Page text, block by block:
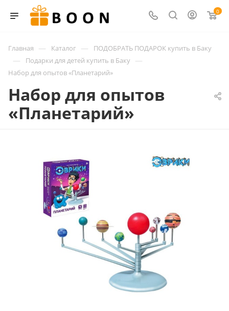
0
Главная — Каталог — ПОДОБРАТЬ ПОДАРОК купить в Баку
— Подарки для детей купить в Баку —
Набор для опытов «Планетарий»
Набор для опытов
«Планетарий»